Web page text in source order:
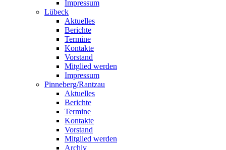
Impressum
Lübeck
Aktuelles
Berichte
Termine
Kontakte
Vorstand
Mitglied werden
Impressum
Pinneberg/Rantzau
Aktuelles
Berichte
Termine
Kontakte
Vorstand
Mitglied werden
Archiv